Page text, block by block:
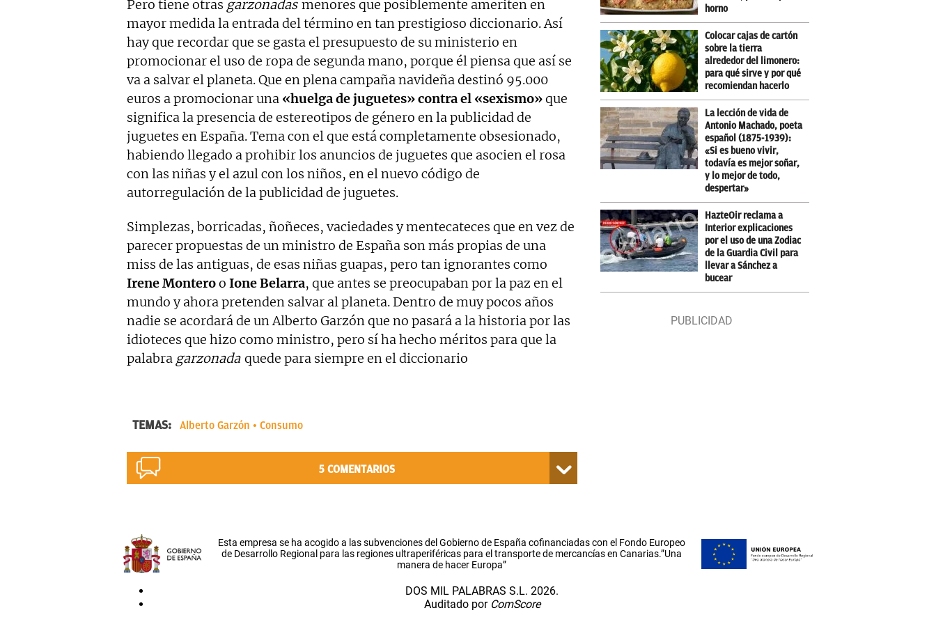
Pero tiene otras garzonadas menores que posiblemente ameriten en
mayor medida la entrada del término en tan prestigioso diccionario. Así
hay que recordar que se gasta el presupuesto de su ministerio en
promocionar el uso de ropa de segunda mano, porque él piensa que así se
va a salvar el planeta. Que en plena campaña navideña destinó 95.000
euros a promocionar una «huelga de juguetes» contra el «sexismo»que
significa la presencia de estereotipos de género en la publicidad de
juguetes en España. Tema con el que está completamente obsesionado,
habiendo llegado a prohibir los anuncios de juguetes que asocien el rosa
con las niñas y el azul con los niños, en el nuevo código de
autorregulación de la publicidad de juguetes.
Simplezas, borricadas, ñoñeces, vaciedades y mentecateces que en vez de
parecer propuestas de un ministro de España son más propias de una
miss de las antiguas, de esas niñas guapas, pero tan ignorantes como
Irene Monteroo Ione Belarra, que antes se preocupaban por la paz en el
mundo y ahora pretenden salvar al planeta. Dentro de muy pocos años
nadie se acordará de un Alberto Garzón que no pasará a la historia por las
idioteces que hizo como ministro, pero sí ha hecho méritos para que la
palabra garzonada quede para siempre en el diccionario
TEMAS: Alberto Garzón Consumo
5 COMENTARIOS
horno
Colocar cajas de cartón
sobre la tierra
alrededor del limonero:
para qué sirve y por qué
recomiendan hacerlo
La lección de vida de
Antonio Machado, poeta
español (1875-1939):
«Si es bueno vivir,
todavía es mejor soñar,
y lo mejor de todo,
despertar»
HazteOir reclama a
Interior explicaciones
por el uso de una Zodiac
de la Guardia Civil para
llevar a Sánchez a
bucear
Esta empresa se ha acogido a las subvenciones del Gobierno de España cofinanciadas con el Fondo Europeo
de Desarrollo Regional para las regiones ultraperiféricas para el transporte de mercancías en Canarias.”Una
manera de hacer Europa”
DOS MIL PALABRAS S.L. 2026.
Auditado por ComScore